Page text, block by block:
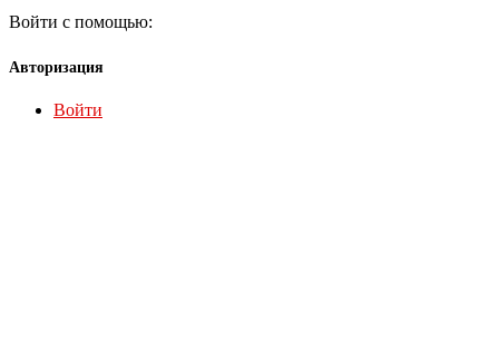
Войти с помощью:
Авторизация
Войти